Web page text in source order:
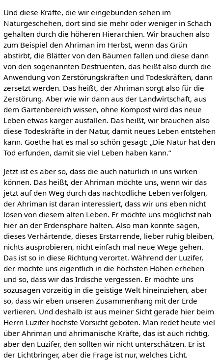
Und diese Kräfte, die wir eingebunden sehen im
Naturgeschehen, dort sind sie mehr oder weniger in Schach
gehalten durch die höheren Hierarchien. Wir brauchen also
zum Beispiel den Ahriman im Herbst, wenn das Grün
abstirbt, die Blätter von den Bäumen fallen und diese dann
von den sogenannten Destruenten, das heißt also durch die
Anwendung von Zerstörungskräften und Todeskräften, dann
zersetzt werden. Das heißt, der Ahriman sorgt also für die
Zerstörung. Aber wie wir dann aus der Landwirtschaft, aus
dem Gartenbereich wissen, ohne Kompost wird das neue
Leben etwas karger ausfallen. Das heißt, wir brauchen also
diese Todeskräfte in der Natur, damit neues Leben entstehen
kann. Goethe hat es mal so schön gesagt: „Die Natur hat den
Tod erfunden, damit sie viel Leben haben kann.“
Jetzt ist es aber so, dass die auch natürlich in uns wirken
können. Das heißt, der Ahriman möchte uns, wenn wir das
jetzt auf den Weg durch das nachtodliche Leben verfolgen,
der Ahriman ist daran interessiert, dass wir uns eben nicht
lösen von diesem alten Leben. Er möchte uns möglichst nah
hier an der Erdensphäre halten. Also man könnte sagen,
dieses Verhärtende, dieses Erstarrende, lieber ruhig bleiben,
nichts ausprobieren, nicht einfach mal neue Wege gehen.
Das ist so in diese Richtung verortet. Während der Luzifer,
der möchte uns eigentlich in die höchsten Höhen erheben
und so, dass wir das Irdische vergessen. Er möchte uns
sozusagen vorzeitig in die geistige Welt hineinziehen, aber
so, dass wir eben unseren Zusammenhang mit der Erde
verlieren. Und deshalb ist aus meiner Sicht gerade hier beim
Herrn Luzifer höchste Vorsicht geboten. Man redet heute viel
über Ahriman und ahrimanische Kräfte, das ist auch richtig,
aber den Luzifer, den sollten wir nicht unterschätzen. Er ist
der Lichtbringer, aber die Frage ist nur, welches Licht.